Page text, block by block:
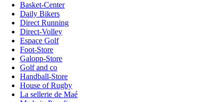
Basket-Center
Daily Bikers
Direct Running
Direct-Volley
Espace Golf
Foot-Store
Galopp-Store
Golf and co
Handball-Store
House of Rugby
La sellerie de Maé